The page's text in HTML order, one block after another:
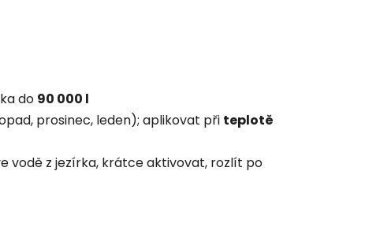
do 90 000 l
prosinec, leden); aplikovat při teplotě
vodě z jezírka, krátce aktivovat, rozlít po